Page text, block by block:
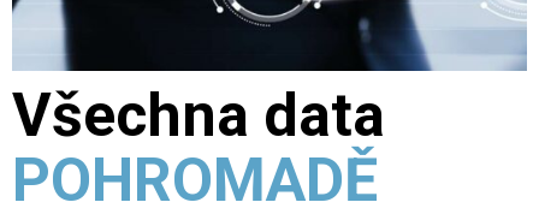
Všechna data
POHROMADĚ